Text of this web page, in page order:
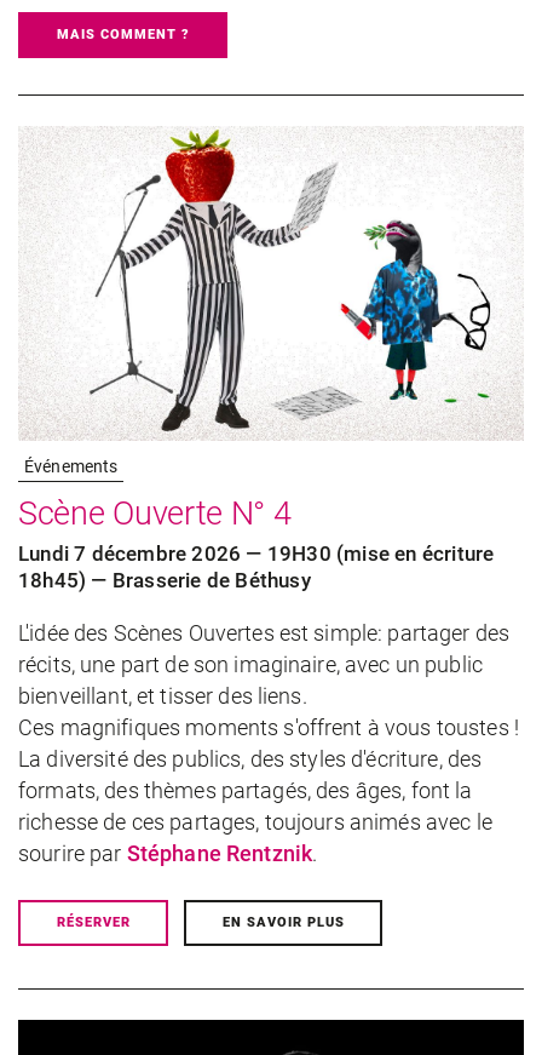
MAIS COMMENT ?
Événements
Scène Ouverte N° 4
Lundi 7 décembre 2026 — 19H30 (mise en écriture
18h45) — Brasserie de Béthusy
L'idée des Scènes Ouvertes est simple: partager des
récits, une part de son imaginaire, avec un public
bienveillant, et tisser des liens.
Ces magnifiques moments s'offrent à vous toustes !
La diversité des publics, des styles d'écriture, des
formats, des thèmes partagés, des âges, font la
richesse de ces partages, toujours animés avec le
sourire par Stéphane Rentznik.
RÉSERVER EN SAVOIR PLUS